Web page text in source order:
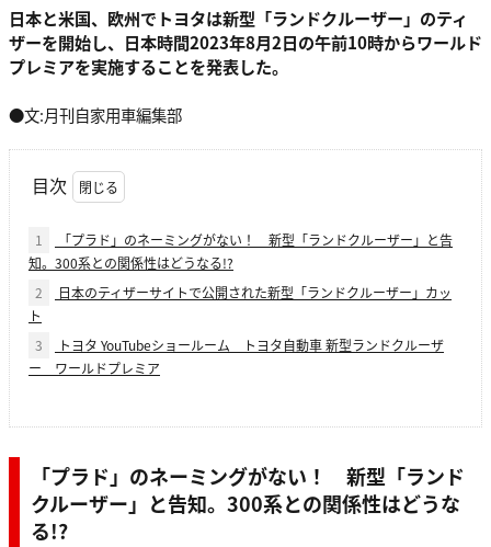
日本と米国、欧州でトヨタは新型「ランドクルーザー」のティ
ザーを開始し、日本時間2023年8月2日の午前10時からワールド
プレミアを実施することを発表した。
●文:月刊自家用車編集部
目次
1
「プラド」のネーミングがない！ 新型「ランドクルーザー」と告
知。300系との関係性はどうなる!?
2
日本のティザーサイトで公開された新型「ランドクルーザー」カッ
ト
3
トヨタ YouTubeショールーム トヨタ自動車 新型ランドクルーザ
ー ワールドプレミア
「プラド」のネーミングがない！ 新型「ランド
クルーザー」と告知。300系との関係性はどうな
る!?